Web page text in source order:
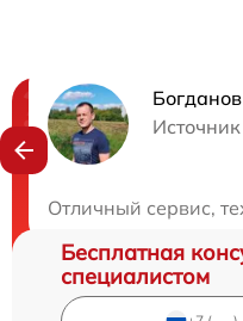
Источник
Отличный сервис,
Нужна
Бесплатная
специалистом